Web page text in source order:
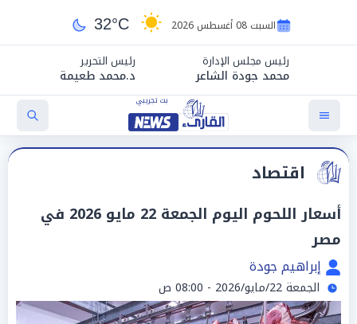
السبت 08 أغسطس 2026 32°C
رئيس مجلس الإدارة
محمد جودة الشاعر
رئيس التحرير
د.محمد طعيمة
اقتصاد
أسعار اللحوم اليوم الجمعة 22 مايو 2026 في
مصر
إبراهيم جودة
الجمعة 22/مايو/2026 - 08:00 ص